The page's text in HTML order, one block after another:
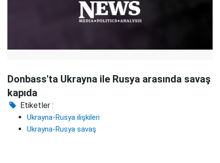
Donbass'ta Ukrayna ile Rusya arasında savaş
kapıda
Etiketler :
Ukrayna-Rusya ilişkileri
Ukrayna-Rusya savaş